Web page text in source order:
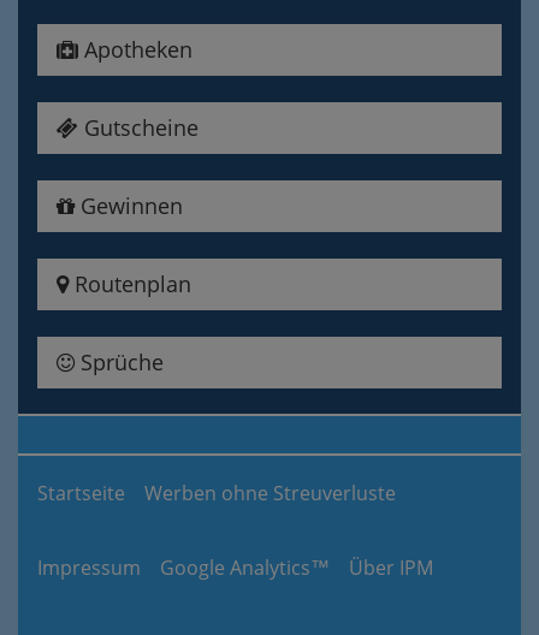
Apotheken
Gutscheine
Gewinnen
Routenplan
Sprüche
Startseite Werben ohne Streuverluste
Impressum Google Analytics™ Über IPM